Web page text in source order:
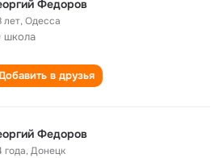
Федоров
лет,Одесса
школа
в друзья
Федоров
года,Донецк